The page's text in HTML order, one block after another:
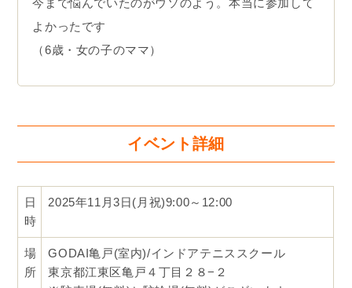
たった1日でここまで自信がつくなんて…感動で
す！
（7歳・女の子のママ）